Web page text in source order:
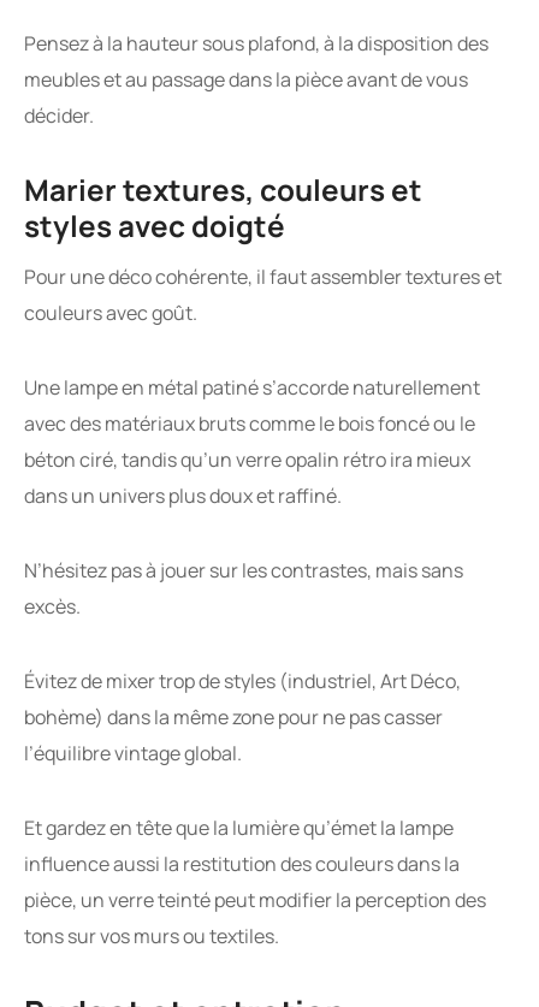
Pensez à la hauteur sous plafond, à la disposition des
meubles et au passage dans la pièce avant de vous
décider.
Marier textures, couleurs et
styles avec doigté
Pour une déco cohérente, il faut assembler textures et
couleurs avec goût.
Une lampe en métal patiné s’accorde naturellement
avec des matériaux bruts comme le bois foncé ou le
béton ciré, tandis qu’un verre opalin rétro ira mieux
dans un univers plus doux et raffiné.
N’hésitez pas à jouer sur les contrastes, mais sans
excès.
Évitez de mixer trop de styles (industriel, Art Déco,
bohème) dans la même zone pour ne pas casser
l’équilibre vintage global.
Et gardez en tête que la lumière qu’émet la lampe
influence aussi la restitution des couleurs dans la
pièce, un verre teinté peut modifier la perception des
tons sur vos murs ou textiles.